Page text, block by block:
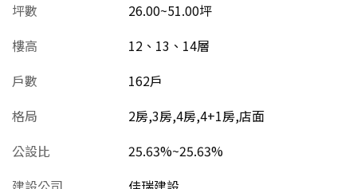
坪數
26.00~51.00坪
樓高
12、13、14層
戶數
162戶
格局
2房,3房,4房,4+1房,店面
公設比
25.63%~25.63%